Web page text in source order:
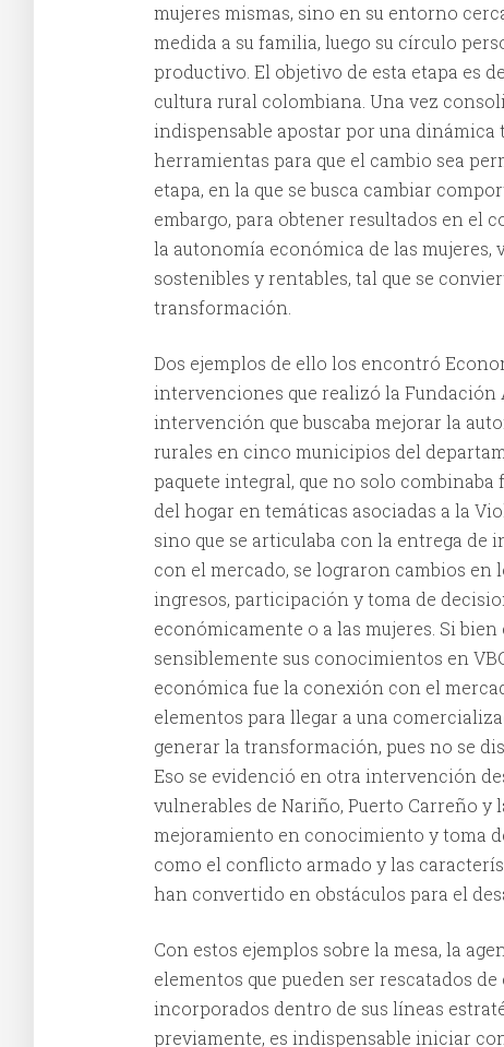
mujeres mismas, sino en su entorno
medida a su familia, luego su círculo
productivo. El objetivo de esta etapa es
cultura rural colombiana. Una vez
indispensable apostar por una
herramientas para que el cambio sea
etapa, en la que se busca cambiar
embargo, para obtener resultados en el
la autonomía económica de las
sostenibles y rentables, tal que se
transformación.
Dos ejemplos de ello los encontró
intervenciones que realizó la Fundación
intervención que buscaba mejorar la
rurales en cinco municipios del
paquete integral, que no solo
del hogar en temáticas asociadas a la
sino que se articulaba con la entrega de
con el mercado, se lograron cambios
ingresos, participación y toma de
económicamente o a las mujeres. Si
sensiblemente sus conocimientos en
económica fue la conexión con el
elementos para llegar a una
generar la transformación, pues no se
Eso se evidenció en otra intervención
vulnerables de Nariño, Puerto Carreño y
mejoramiento en conocimiento y toma
como el conflicto armado y las
han convertido en obstáculos para el
Con estos ejemplos sobre la mesa, la
elementos que pueden ser rescatados
incorporados dentro de sus líneas
previamente, es indispensable iniciar